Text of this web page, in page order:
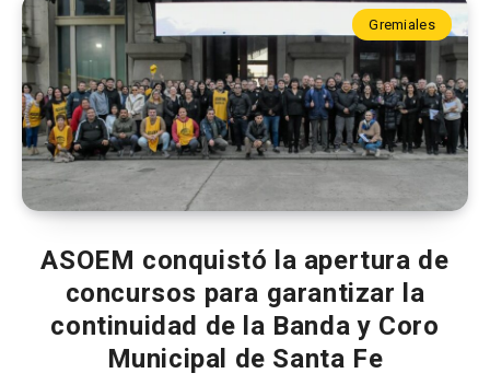
Gremiales
ASOEM conquistó la apertura de
concursos para garantizar la
continuidad de la Banda y Coro
Municipal de Santa Fe